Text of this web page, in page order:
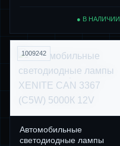
● В НАЛИЧИИ
1009242
Автомобильные
светодиодные лампы